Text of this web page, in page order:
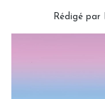
Rédigé par